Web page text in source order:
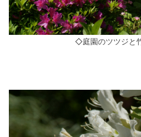
◇庭園のツツジと